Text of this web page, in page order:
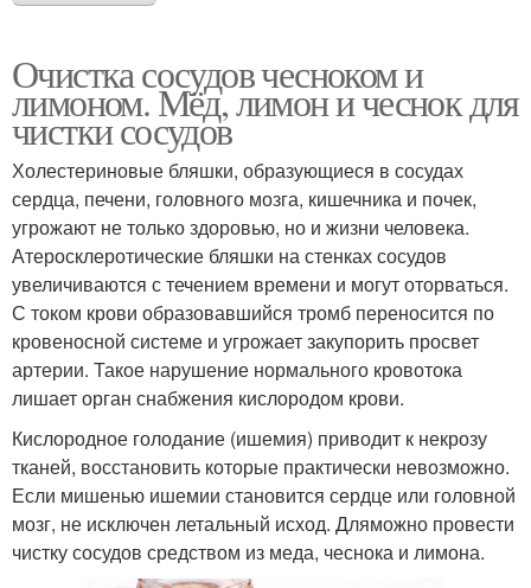
Очистка сосудов чесноком и
лимоном. Мёд, лимон и чеснок для
чистки сосудов
Холестериновые бляшки, образующиеся в сосудах
сердца, печени, головного мозга, кишечника и почек,
угрожают не только здоровью, но и жизни человека.
Атеросклеротические бляшки на стенках сосудов
увеличиваются с течением времени и могут оторваться.
С током крови образовавшийся тромб переносится по
кровеносной системе и угрожает закупорить просвет
артерии. Такое нарушение нормального кровотока
лишает орган снабжения кислородом крови.
Кислородное голодание (ишемия) приводит к некрозу
тканей, восстановить которые практически невозможно.
Если мишенью ишемии становится сердце или головной
мозг, не исключен летальный исход. Дляможно провести
чистку сосудов средством из меда, чеснока и лимона.